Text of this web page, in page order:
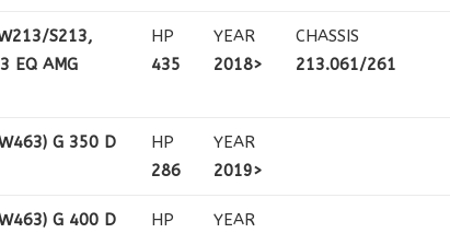
S213,
EQ AMG
HP
435
YEAR
2018>
CHASSIS
213.061/261
G 350 D
HP
286
YEAR
2019>
G 400 D
HP
YEAR